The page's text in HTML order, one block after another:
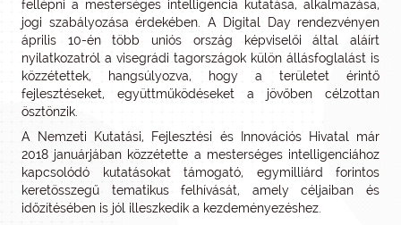
fellépni a mesterséges intelligencia kutatása, alkalmazása,
jogi szabályozása érdekében. A Digital Day rendezvényen
április 10-én több uniós ország képviselői által aláírt
nyilatkozatról a visegrádi tagországok külön állásfoglalást is
közzétettek, hangsúlyozva, hogy a területet érintő
fejlesztéseket, együttműködéseket a jövőben célzottan
ösztönzik.
A Nemzeti Kutatási, Fejlesztési és Innovációs Hivatal már
2018 januárjában közzétette a mesterséges intelligenciához
kapcsolódó kutatásokat támogató, egymilliárd forintos
keretösszegű tematikus felhívását, amely céljaiban és
időzítésében is jól illeszkedik a kezdeményezéshez.